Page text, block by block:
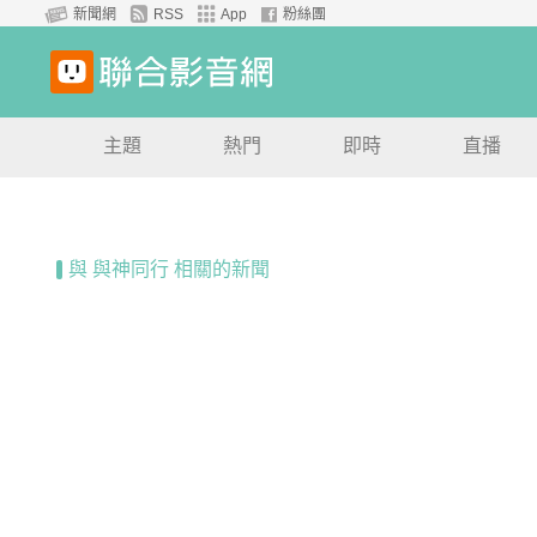
新聞網 RSS App 粉絲團
主題 熱門 即時 直播
與 與神同行 相關的新聞